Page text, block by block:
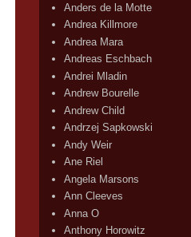
Anders de la Motte
Andrea Killmore
Andrea Mara
Andreas Eschbach
Andrei Mladin
Andrew Bourelle
Andrew Child
Andrzej Sapkowski
Andy Weir
Ane Riel
Angela Marsons
Ann Cleeves
Anna O
Anthony Horowitz